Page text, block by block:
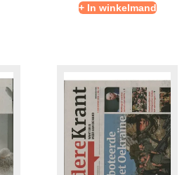
+ In winkelmand